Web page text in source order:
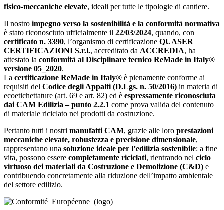
fisico-meccaniche elevate, ideali per tutte le tipologie di cantiere.
Il nostro impegno verso la sostenibilità e la conformità normativa
è stato riconosciuto ufficialmente il 22/03/2024, quando, con
certificato n. 3390, l’organismo di certificazione QUASER
CERTIFICAZIONI S.r.l., accreditato da ACCREDIA, ha
attestato la conformità al Disciplinare tecnico ReMade in Italy®
versione 05_2020.
La certificazione ReMade in Italy® è pienamente conforme ai
requisiti del Codice degli Appalti (D.Lgs. n. 50/2016) in materia di
ecoetichettature (art. 69 e art. 82) ed è espressamente riconosciuta
dai CAM Edilizia – punto 2.2.1 come prova valida del contenuto
di materiale riciclato nei prodotti da costruzione.
Pertanto tutti i nostri manufatti CAM, grazie alle loro prestazioni
meccaniche elevate, robustezza e precisione dimensionale,
rappresentano una soluzione ideale per l’edilizia sostenibile: a fine
vita, possono essere completamente riciclati, rientrando nel ciclo
virtuoso dei materiali da Costruzione e Demolizione (C&D) e
contribuendo concretamente alla riduzione dell’impatto ambientale
del settore edilizio.